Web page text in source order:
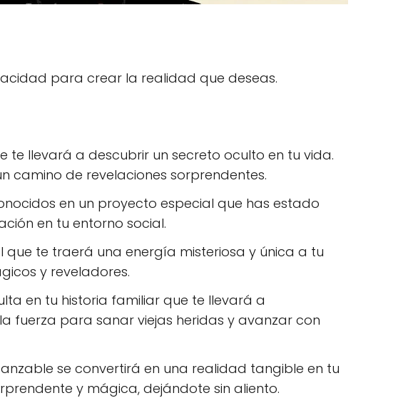
para crear la realidad que deseas.
te llevará a descubrir un secreto oculto en tu vida.
camino de revelaciones sorprendentes.
en un proyecto especial que has estado
en tu entorno social.
te traerá una energía misteriosa y única a tu
y reveladores.
en tu historia familiar que te llevará a
fuerza para sanar viejas heridas y avanzar con
se convertirá en una realidad tangible en tu
y mágica, dejándote sin aliento.